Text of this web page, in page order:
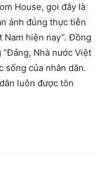
House, gọi đây là
ánh đúng thực tiễn
hiện nay”. Đồng
Nhà nước Việt
sống của nhân dân.
luôn được tôn